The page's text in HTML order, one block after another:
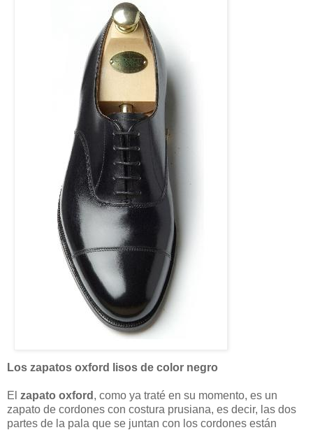
Los zapatos oxford lisos de color negro
El zapato oxford , como ya traté en su momento, es un
zapato de cordones con costura prusiana, es decir, las dos
partes de la pala que se juntan con los cordones están